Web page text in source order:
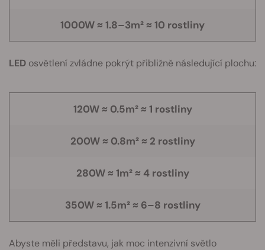
1000W ≈ 1.8–3m² ≈ 10 rostliny
LED osvětlení zvládne pokrýt přibližně následující plochu:
120W ≈ 0.5m² ≈ 1 rostliny
200W ≈ 0.8m² ≈ 2 rostliny
280W ≈ 1m² ≈ 4 rostliny
350W ≈ 1.5m² ≈ 6–8 rostliny
Abyste měli představu, jak moc intenzivní světlo